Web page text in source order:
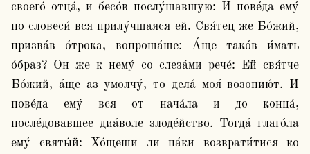
своего́ отца́, и бесо́в послу́шавшую: И пове́да ему́
по словеси́ вся прилу́чшаяся ей. Свя́тец же Бо́жий,
призва́в о́трока, вопроша́ше: А́ще тако́в и́мать
о́браз? Он же к нему́ со слеза́ми рече́: Ей свя́тче
Бо́жий, а́ще аз умолчу́, то дела́ моя́ возопию́т. И
пове́да ему́ вся от нача́ла и до конца́,
после́довавшее диа́воле злоде́йство. Тогда́ глаго́ла
ему́ святы́й: Хо́щеши ли па́ки возврати́тися ко